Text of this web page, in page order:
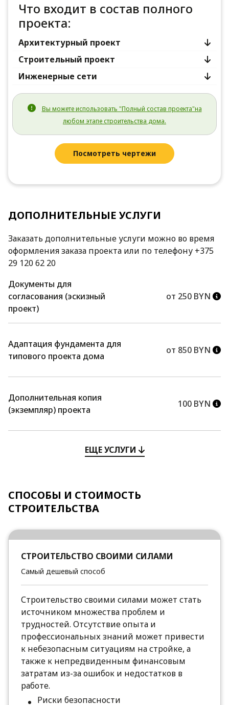
Что входит в состав полного
проекта:
Архитектурный проект
Строительный проект
Инженерные сети
Вы можете использовать "Полный состав проекта"на
любом этапе строительства дома.
Посмотреть чертежи
ДОПОЛНИТЕЛЬНЫЕ УСЛУГИ
Заказать дополнительные услуги можно во время
оформления заказа проекта или по телефону +375
29 120 62 20
Документы для
согласования (эскизный
проект)
от 250 BYN
Адаптация фундамента для
типового проекта дома
от 850 BYN
Дополнительная копия
(экземпляр) проекта
100 BYN
ЕЩЕ УСЛУГИ
СПОСОБЫ И СТОИМОСТЬ
СТРОИТЕЛЬСТВА
СТРОИТЕЛЬСТВО СВОИМИ СИЛАМИ
Самый дешевый способ
Строительство своими силами может стать
источником множества проблем и
трудностей. Отсутствие опыта и
профессиональных знаний может привести
к небезопасным ситуациям на стройке, а
также к непредвиденным финансовым
затратам из-за ошибок и недостатков в
работе.
Риски безопасности